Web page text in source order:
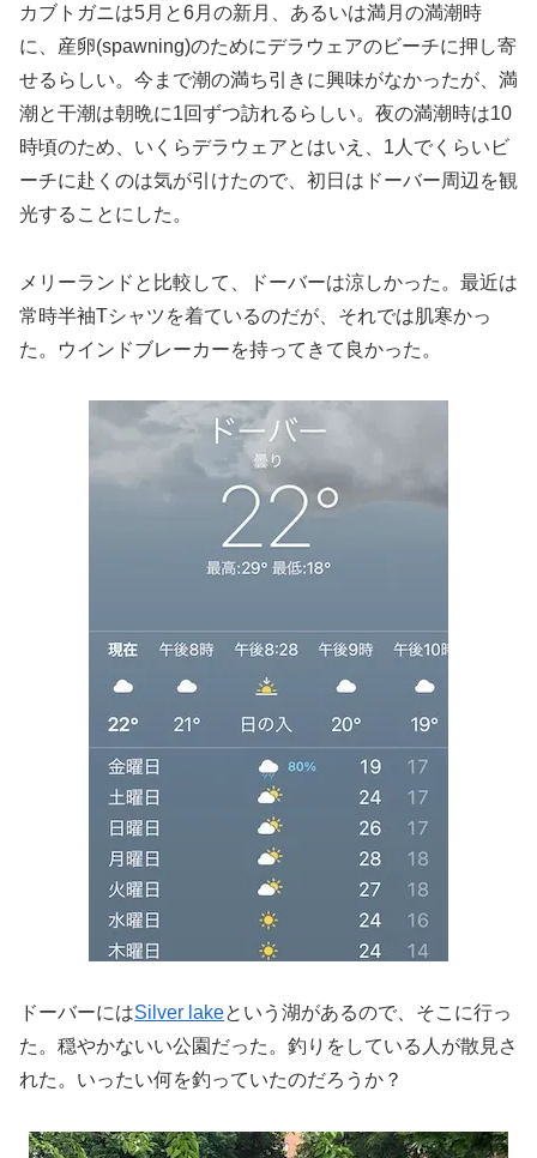
カブトガニは5月と6月の新月、あるいは満月の満潮時
に、産卵(spawning)のためにデラウェアのビーチに押し寄
せるらしい。今まで潮の満ち引きに興味がなかったが、満
潮と干潮は朝晩に1回ずつ訪れるらしい。夜の満潮時は10
時頃のため、いくらデラウェアとはいえ、1人でくらいビ
ーチに赴くのは気が引けたので、初日はドーバー周辺を観
光することにした。
メリーランドと比較して、ドーバーは涼しかった。最近は
常時半袖Tシャツを着ているのだが、それでは肌寒かっ
た。ウインドブレーカーを持ってきて良かった。
ドーバーにはSilver lakeという湖があるので、そこに行っ
た。穏やかないい公園だった。釣りをしている人が散見さ
れた。いったい何を釣っていたのだろうか？